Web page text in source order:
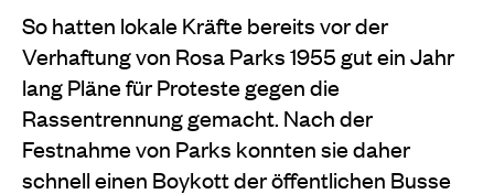
So hatten lokale Kräfte bereits vor der
Verhaftung von Rosa Parks 1955 gut ein Jahr
lang Pläne für Proteste gegen die
Rassentrennung gemacht. Nach der
Festnahme von Parks konnten sie daher
schnell einen Boykott der öffentlichen Busse